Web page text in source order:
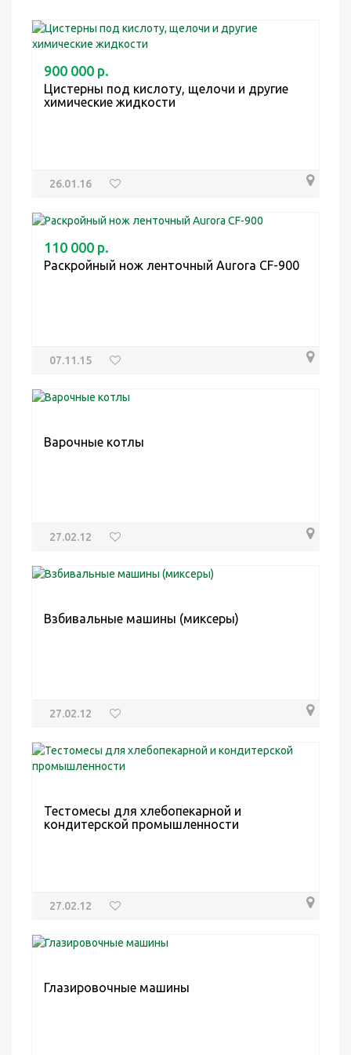
900 000 р.
Цистерны под кислоту, щелочи и другие
химические жидкости
26.01.16
110 000 р.
Раскройный нож ленточный Aurora CF-900
07.11.15
Варочные котлы
27.02.12
Взбивальные машины (миксеры)
27.02.12
Тестомесы для хлебопекарной и
кондитерской промышленности
27.02.12
Глазировочные машины